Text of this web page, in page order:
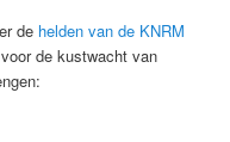
de helden van de KNRM
de kustwacht van